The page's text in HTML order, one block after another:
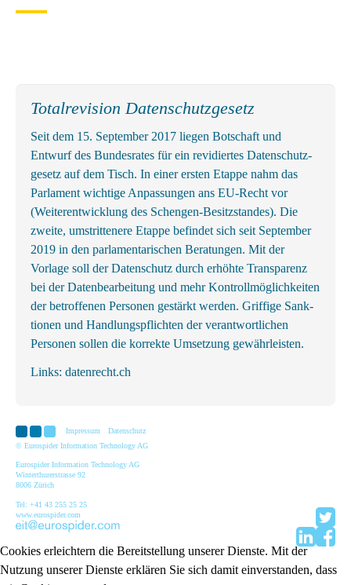
Totalrevision Datenschutzgesetz
Seit dem 15. September 2017 liegen Botschaft und
Entwurf des Bundes­rates für ein revidiertes Daten­schutz­
gesetz auf dem Tisch. In einer ersten Etappe nahm das
Parlament wichtige An­passungen ans EU-Recht vor
(Weiter­entwicklung des Schengen-Besitz­standes). Die
zweite, um­strittenere Etappe befindet sich seit September
2019 in den parlamentarischen Beratungen. Mit der
Vorlage soll der Datenschutz durch erhöhte Transparenz
bei der Datenbearbeitung und mehr Kontrollmöglichkeiten
der betroffenen Personen gestärkt werden. Griffige Sank­
tionen und Handlungs­pflichten der ver­ant­wortl­ichen
Personen sollen die korrekte Um­setzung gewähr­leisten.
Links: datenrecht.ch
Impressum
Datenschutz
© Eurospider Information Technology AG
Eurospider Information Technology AG
Winterthurerstrasse 92
8006 Zürich
Tel: +41 43 255 25 25
www.eurospider.com
Cookies erleichtern die Bereitstellung unserer Dienste. Mit der
Nutzung unserer Dienste erklären Sie sich damit einverstanden, dass